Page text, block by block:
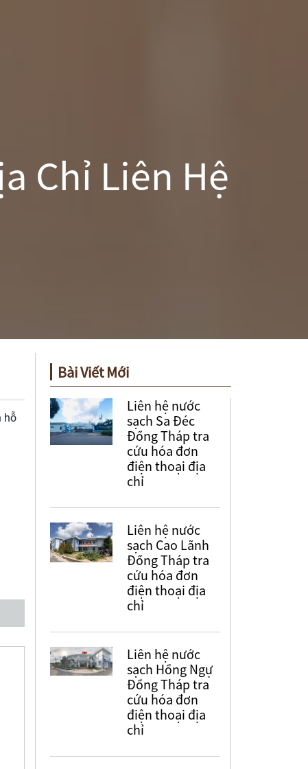
Chỉ Liên Hệ
hỗ
Bài Viết Mới
Liên hệ nước
sạch Sa Đéc
Đồng Tháp tra
cứu hóa đơn
điện thoại địa
chỉ
Liên hệ nước
sạch Cao Lãnh
Đồng Tháp tra
cứu hóa đơn
điện thoại địa
chỉ
Liên hệ nước
sạch Hồng Ngự
Đồng Tháp tra
cứu hóa đơn
điện thoại địa
chỉ